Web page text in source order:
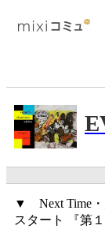
▼ Next Time
スタート 『第